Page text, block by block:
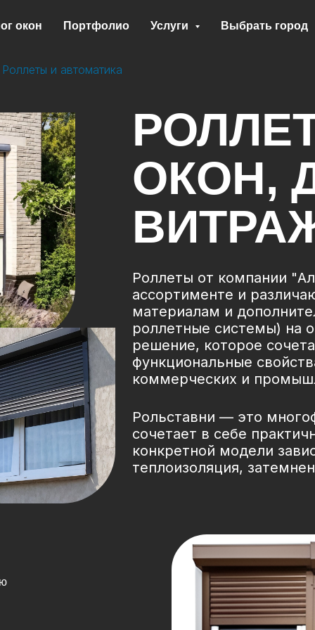
окон Портфолио Услуги Выбрать город
Роллеты и автоматика
ОКОН,
Рольставни — это
сочетает в себе
конкретной модели
теплоизоляция,
Роллеты от компании
ассортименте и
материалам и
роллетные системы) на
решение, которое
функциональные
коммерческих и